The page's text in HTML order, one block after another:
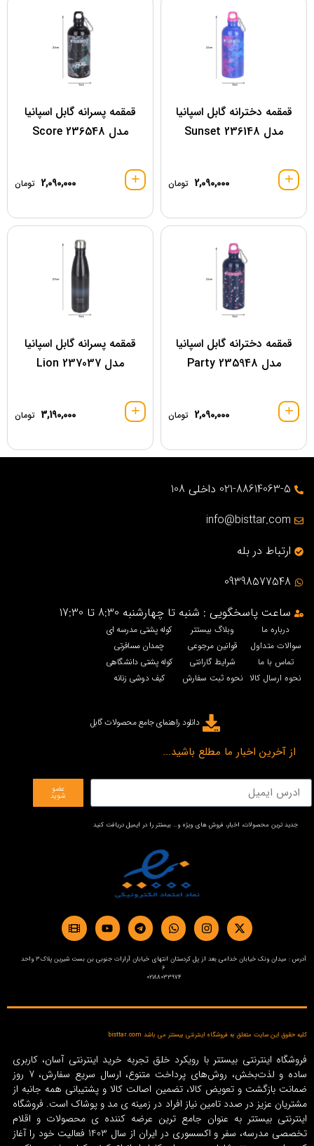
قمقمه دخترانه گابل اسپانیا
مدل 236148 Sunset
2,090,000 تومان
قمقمه پسرانه گابل اسپانیا
مدل 236548 Score
2,090,000 تومان
قمقمه دخترانه گابل اسپانیا
مدل 235948 Party
2,090,000 تومان
قمقمه پسرانه گابل اسپانیا
مدل 237037 Lion
3,190,000 تومان
021-88614063-5 داخلی 108
info@bisttar.com
ارتباط در بله
09398577548
ساعت پاسخگویی : شنبه تا چهارشنبه 8:30 تا 17:30
درباره ما
سوالات متداول
تماس با ما
نحوه ارسال کالا
وبلاگ بیستتر
قوانین مرجوعی
شرایط گارانتی
نحوه ثبت سفارش
کوله پشتی مدرسه ای
چمدان مسافرتی
کوله پشتی دانشگاهی
کیف دوشی زنانه
دانلود راهنمای جامع محصولات گابل
از آخرین اخبار ما مطلع باشید...
عضو
شوید
جدید ترین محصولات، اخبار، فروش های ویژه و… بیستتر را در ایمیل دریافت کنید
آدرس : میدان ونک خیابان خدامی بعد از پل کردستان انتهای خیابان آرارات جنوبی بن بست شیرین پلاک3 واحد
6
02188033974
کلیه حقوق این سایت متعلق به فروشگاه اینترنتی بیستتر می باشد bisttar.com
فروشگاه اینترنتی بیستتر با رویکرد خلق تجربه خرید اینترنتی آسان، کاربری
ساده و لذت‌بخش، روش‌های پرداخت متنوع، ارسال سریع سفارش، 7 روز
ضمانت بازگشت و تعویض کالا، تضمین اصالت کالا و پشتیبانی همه جانبه از
مشتریان عزیز در صدد تامین نیاز افراد در زمینه‌ ی مد و پوشاک است. فروشگاه
اینترنتی بیستتر به عنوان جامع ترین عرضه کننده ی محصولات و اقلام
تخصصی مدرسه، سفر و اکسسوری در ایران از سال 1403 فعالیت خود را آغاز